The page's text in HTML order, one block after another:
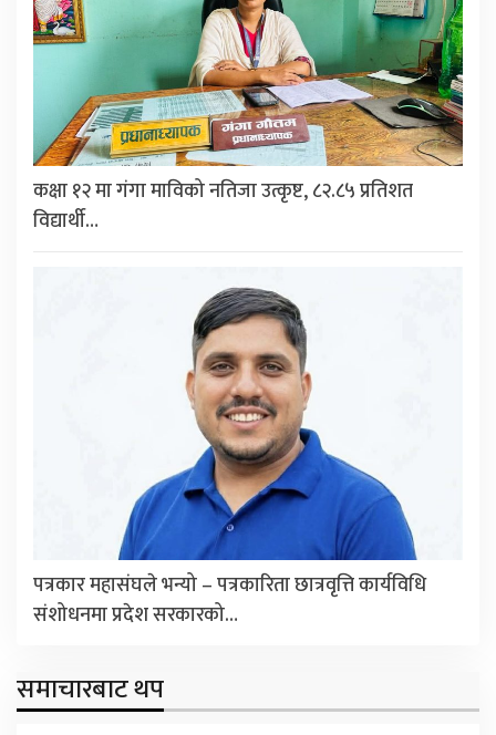
कक्षा १२ मा गंगा माविको नतिजा उत्कृष्ट, ८२.८५ प्रतिशत
विद्यार्थी…
पत्रकार महासंघले भन्यो – पत्रकारिता छात्रवृत्ति कार्यविधि
संशोधनमा प्रदेश सरकारको…
समाचारबाट थप